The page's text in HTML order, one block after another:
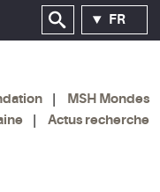
FR
MSH Mondes
Actus recherche